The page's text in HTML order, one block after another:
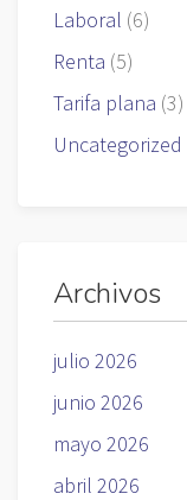
Laboral (6)
Renta (5)
Tarifa plana (3)
Uncategorized
Archivos
julio 2026
junio 2026
mayo 2026
abril 2026